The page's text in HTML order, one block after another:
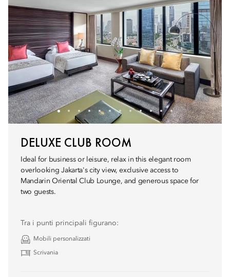
DELUXE CLUB ROOM
Ideal for business or leisure, relax in this elegant room
overlooking Jakarta's city view, exclusive access to
Mandarin Oriental Club Lounge, and generous space for
two guests.
Tra i punti principali figurano:
Mobili personalizzati
Scrivania